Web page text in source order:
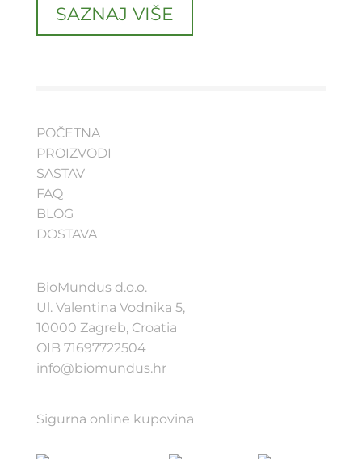
SAZNAJ VIŠE
POČETNA
PROIZVODI
SASTAV
FAQ
BLOG
DOSTAVA
BioMundus d.o.o.
Ul. Valentina Vodnika 5,
10000 Zagreb, Croatia
OIB 71697722504
info@biomundus.hr
Sigurna online kupovina